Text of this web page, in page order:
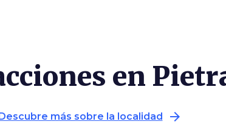
en
Descubre más sobre la localidad arrow_forward